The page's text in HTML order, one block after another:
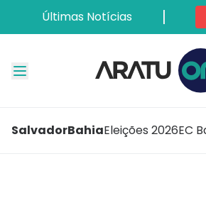
Últimas Notícias
SalvadorBahiaEleições 2026EC